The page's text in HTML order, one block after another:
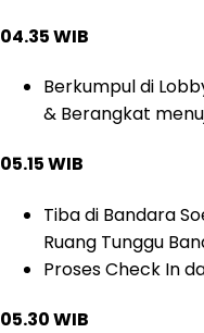
04.35 WIB
Berkumpul di
& Berangkat
05.15 WIB
Tiba di Bandara
Ruang Tunggu
Proses Check In
05.30 WIB